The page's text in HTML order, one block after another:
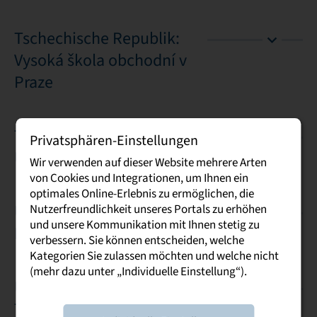
Tschechische Republik:
Vysoká škola obchodní v
Praze
Tunesien: TEK-UP
University Tunis
Ukraine: Lviv Polytechnic
National University
Technische Universität
Privatsphären-Einstellungen
Wir verwenden auf dieser Website mehrere Arten
von Cookies und Integrationen, um Ihnen ein
optimales Online-Erlebnis zu ermöglichen, die
Nutzerfreundlichkeit unseres Portals zu erhöhen
und unsere Kommunikation mit Ihnen stetig zu
verbessern. Sie können entscheiden, welche
Kategorien Sie zulassen möchten und welche nicht
(mehr dazu unter „Individuelle Einstellung“).